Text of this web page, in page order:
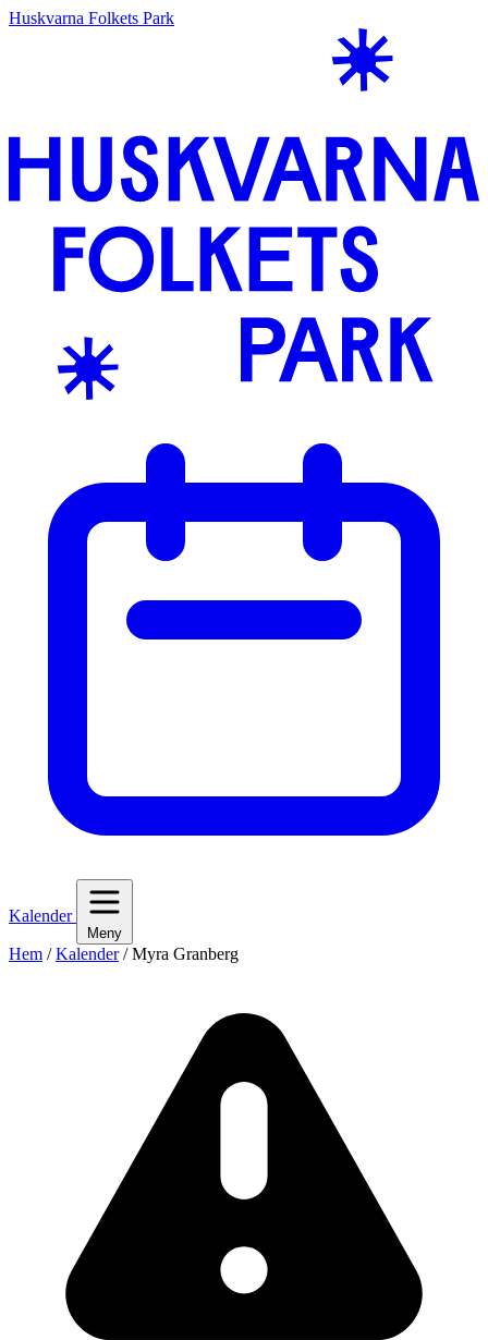
Huskvarna Folkets Park
Kalender
Meny
Hem /Kalender/Myra Granberg